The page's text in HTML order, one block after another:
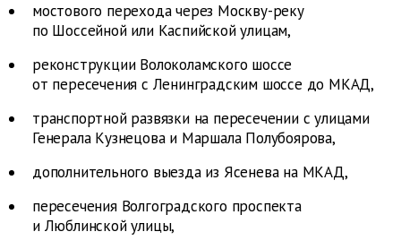
мостового перехода через Москву-реку
по Шоссейной или Каспийской улицам,
реконструкции Волоколамского шоссе
от пересечения с Ленинградским шоссе до МКАД,
транспортной развязки на пересечении с улицами
Генерала Кузнецова и Маршала Полубоярова,
дополнительного выезда из Ясенева на МКАД,
пересечения Волгоградского проспекта
и Люблинской улицы,